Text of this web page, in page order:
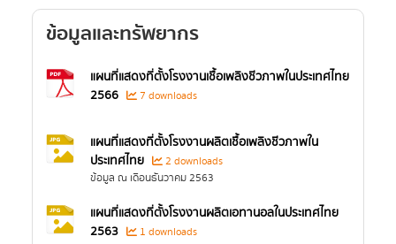
ข้อมูลและทรัพยากร
แผนที่แสดงที่ตั้งโรงงานเชื้อเพลิงชีวภาพในประเทศไทย
2566
7 downloads
แผนที่แสดงที่ตั้งโรงงานผลิตเชื้อเพลิงชีวภาพใน
ประเทศไทย
2 downloads
ข้อมูล ณ เดือนธันวาคม 2563
แผนที่แสดงที่ตั้งโรงงานผลิตเอทานอลในประเทศไทย
2563
1 downloads